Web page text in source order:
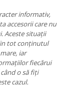
informativ,
accesorii care nu
Aceste situații
tot conținutul
iar
fiecărui
o să fiți
cazul.